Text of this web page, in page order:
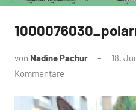
von Nadine Pachur 18.
Kommentare